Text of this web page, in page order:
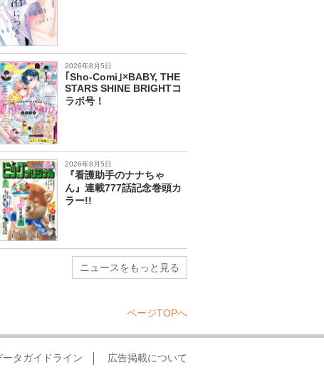
2026年8月5日
｢Sho-Comi｣×BABY, THE
STARS SHINE BRIGHTコ
ラボ号！
2026年8月5日
『看護助手のナナちゃ
ん』連載777話記念巻頭カ
ラー!!
ニュースをもっと見る
ページTOPへ
タガイドライン 広告掲載について